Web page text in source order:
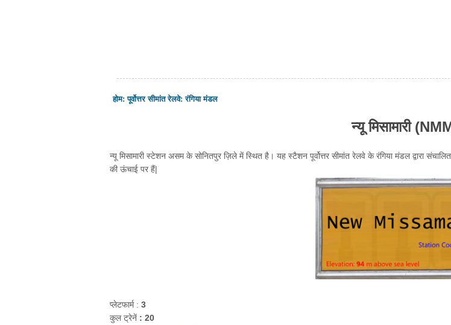
होम:पूर्वोत्तर सीमांत रेलवे:रंगिया मंडल
न्यू मिसामारी
न्यू मिसामारी स्टेशन असम के सोनितपुर ज़िले में स्थित है। यह स्टैशन पूर्वोत्तर सीमांत रेलवे के रंगिया मंडल द्वारा
की ऊंचाई पर हैं|
प्लेटफार्म : 3
कुल ट्रेनें : 20